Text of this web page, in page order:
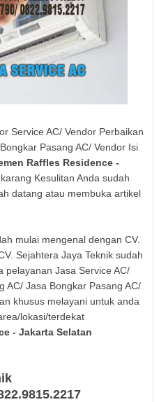
Service AC/ Vendor Perbaikan
Pasang AC/ Vendor Isi
Raffles Residence -
Kesulitan Anda sudah
datang atau membuka artikel
mulai mengenal dengan CV.
Sejahtera Jaya Teknik sudah
pelayanan Jasa Service AC/
AC/ Jasa Bongkar Pasang AC/
khusus melayani untuk anda
lokasi/terdekat
- Jakarta Selatan